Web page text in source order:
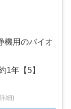
機用のバイオ
1年【5】
細)